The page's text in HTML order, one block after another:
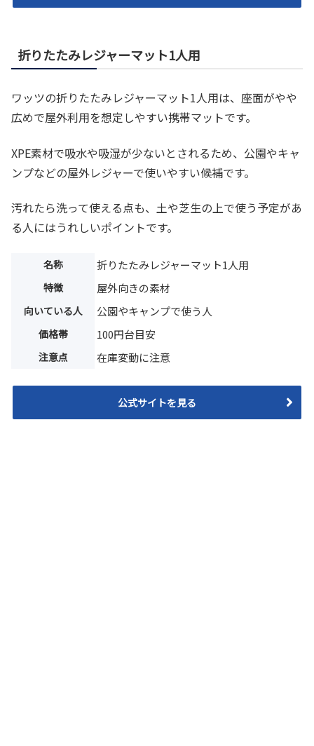
折りたたみレジャーマット1人用
ワッツの折りたたみレジャーマット1人用は、座面がやや
広めで屋外利用を想定しやすい携帯マットです。
XPE素材で吸水や吸湿が少ないとされるため、公園やキャ
ンプなどの屋外レジャーで使いやすい候補です。
汚れたら洗って使える点も、土や芝生の上で使う予定があ
る人にはうれしいポイントです。
名称 折りたたみレジャーマット1人用
特徴 屋外向きの素材
向いている人 公園やキャンプで使う人
価格帯 100円台目安
注意点 在庫変動に注意
公式サイトを見る